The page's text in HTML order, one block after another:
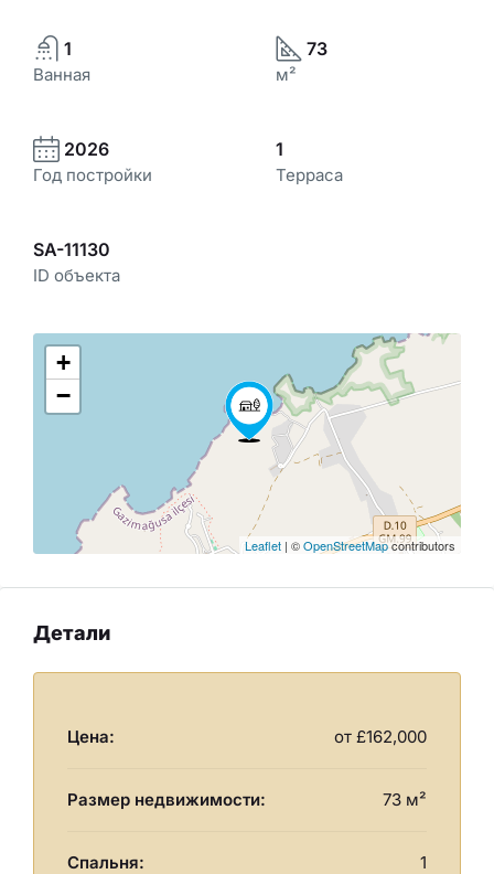
1
Ванная
73
м²
2026
Год постройки
1
Терраса
SA-11130
ID объекта
+
−
Leaflet | ©OpenStreetMapcontributors
Детали
Цена: от £162,000
Размер недвижимости: 73 м²
Спальня: 1